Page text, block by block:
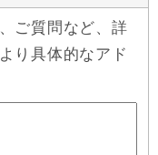
ご質問など、詳
り具体的なアド